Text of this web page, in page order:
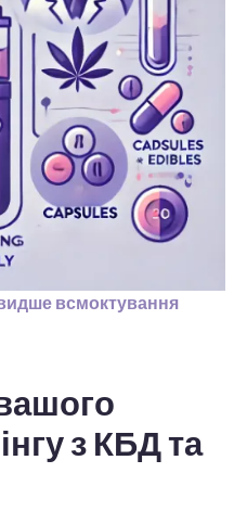
всмоктування
з КБД та